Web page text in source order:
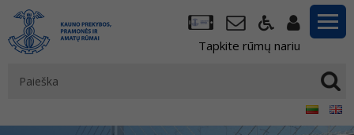
Tapkite rūmų nariu